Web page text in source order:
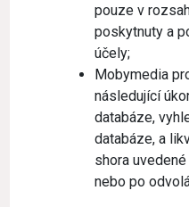
pouze v
poskytnuty a
účely;
Mobymedia
následující
databáze,
databáze, a
shora
nebo po